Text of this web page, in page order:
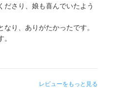
ださり、娘も喜んでいたよう
り、ありがたかったです。
レビューをもっと見る